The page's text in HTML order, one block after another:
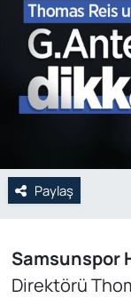
Paylaş
Samsunspor
Direktörü
Gündem
Özel Haber
POLİTİKA
Spor
Yerel